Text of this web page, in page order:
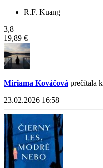
R.F. Kuang
3,8
19,89 €
Miriama Kováčová prečítala
23.02.2026 16:58